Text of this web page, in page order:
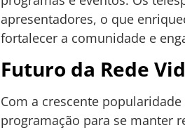
apresentadores, o que
fortalecer a comunidade e
Futuro da Rede
Com a crescente popularidade
programação para se manter